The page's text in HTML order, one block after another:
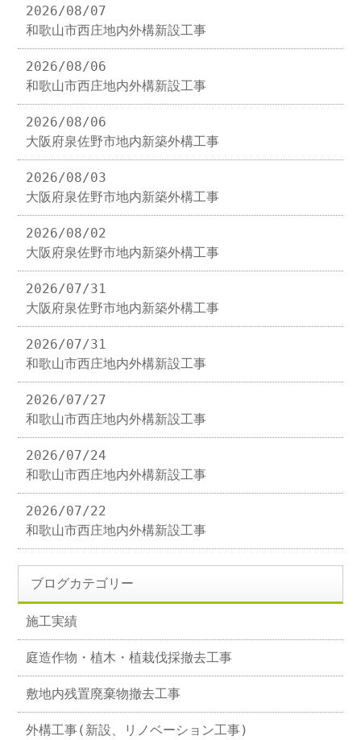
2026/08/07
和歌山市西庄地内外構新設工事
2026/08/06
和歌山市西庄地内外構新設工事
2026/08/06
大阪府泉佐野市地内新築外構工事
2026/08/03
大阪府泉佐野市地内新築外構工事
2026/08/02
大阪府泉佐野市地内新築外構工事
2026/07/31
大阪府泉佐野市地内新築外構工事
2026/07/31
和歌山市西庄地内外構新設工事
2026/07/27
和歌山市西庄地内外構新設工事
2026/07/24
和歌山市西庄地内外構新設工事
2026/07/22
和歌山市西庄地内外構新設工事
ブログカテゴリー
施工実績
庭造作物・植木・植栽伐採撤去工事
敷地内残置廃棄物撤去工事
外構工事(新設、リノベーション工事)